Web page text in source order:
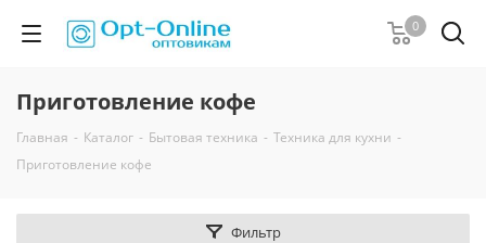
0
Приготовление кофе
Главная - Каталог - Бытовая техника - Техника для кухни -
Приготовление кофе
Фильтр